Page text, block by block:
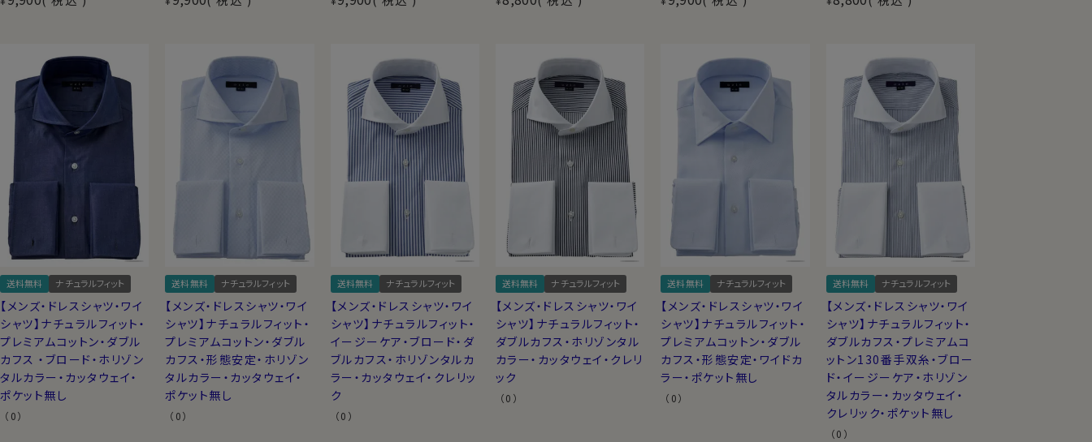
送料無料 ナチュラルフィット
【メンズ・ドレスシャツ・ワイ
シャツ】ナチュラルフィット・
プレミアムコットン・ダブル
カフス ・ブロード・ホリゾン
タルカラー・カッタウェイ・
ポケット無し
（0）
送料無料 ナチュラルフィット
【メンズ・ドレスシャツ・ワイ
シャツ】ナチュラルフィット・
プレミアムコットン・ダブル
カフス・形態安定・ホリゾン
タルカラー・カッタウェイ・
ポケット無し
（0）
送料無料 ナチュラルフィット
【メンズ・ドレスシャツ・ワイ
シャツ】ナチュラルフィット・
イージーケア・ブロード・ダ
ブルカフス・ホリゾンタルカ
ラー・カッタウェイ・クレリッ
ク
（0）
送料無料 ナチュラルフィット
【メンズ・ドレスシャツ・ワイ
シャツ】ナチュラルフィット・
ダブルカフス・ホリゾンタル
カラー・カッタウェイ・クレリ
ック
（0）
送料無料 ナチュラルフィット
【メンズ・ドレスシャツ・ワイ
シャツ】ナチュラルフィット・
プレミアムコットン・ダブル
カフス・形態安定・ワイドカ
ラー・ポケット無し
（0）
送料無料 ナチュラルフィット
【メンズ・ドレスシャツ・ワイ
シャツ】ナチュラルフィット・
ダブルカフス・プレミアムコ
ットン130番手双糸・ブロー
ド・イージーケア・ホリゾン
タルカラー・カッタウェイ・
クレリック・ポケット無し
（0）